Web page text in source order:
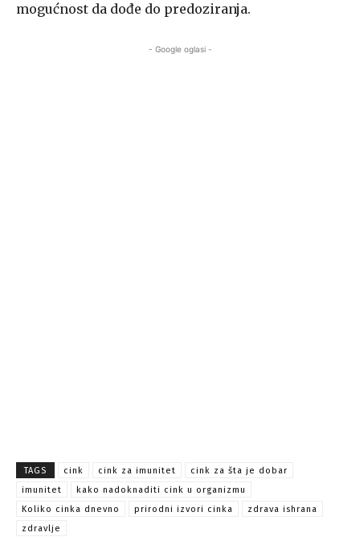
mogućnost da dođe do predoziranja.
- Google oglasi -
TAGS cink cink za imunitet
cink za šta je dobar
imunitet
kako nadoknaditi cink u organizmu
Koliko cinka dnevno
prirodni izvori cinka
zdrava ishrana
zdravlje